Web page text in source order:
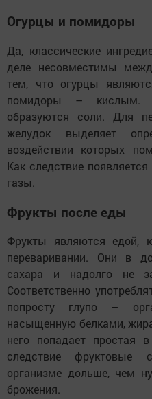
Огурцы и помидоры
Да, классические
деле несовместимы
тем, что огурцы
помидоры – кислым.
образуются соли. Для
желудок выделяет
воздействии которых
Как следствие
газы.
Фрукты после еды
Фрукты являются едой,
переваривании. Они в
сахара и надолго не
Соответственно
попросту глупо –
насыщенную белками,
него попадает простая
следствие фруктовые
организме дольше, чем
брожения.